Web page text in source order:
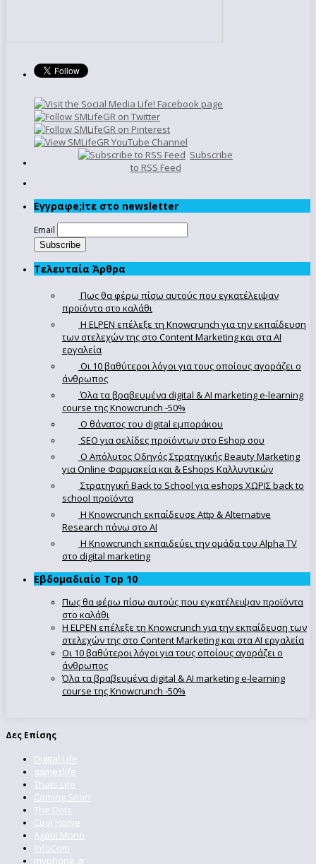
Subscribe
to RSS Feed
Εγγραφe;iτε στο newsletter
Email
Τελευταία Άρθρα
Πως θα φέρω πίσω αυτούς που εγκατέλειψαν
προϊόντα στο καλάθι
Η ELPEN επέλεξε τη Knowcrunch για την εκπαίδευση
των στελεχών της στο Content Marketing και στα AI
εργαλεία
Οι 10 βαθύτεροι λόγοι για τους οποίους αγοράζει ο
άνθρωπος
Όλα τα βραβευμένα digital & AI marketing e-learning
course της Knowcrunch -50%
Ο θάνατος του digital εμποράκου
SEO για σελίδες προϊόντων στο Eshop σου
Ο Απόλυτoς Οδηγός Στρατηγικής Beauty Marketing
για Online Φαρμακεία και & Eshops Καλλυντικών
Στρατηγική Back to School για eshops ΧΩΡΙΣ back to
school προϊόντα
Η Knowcrunch εκπαίδευσε Attp & Alternative
Research πάνω στο ΑΙ
Η Knowcrunch εκπαιδεύει την ομάδα του Alpha TV
στο digital marketing
Εβδομαδιαίο Top 10
Πως θα φέρω πίσω αυτούς που εγκατέλειψαν προϊόντα
στο καλάθι
Η ELPEN επέλεξε τη Knowcrunch για την εκπαίδευση των
στελεχών της στο Content Marketing και στα AI εργαλεία
Οι 10 βαθύτεροι λόγοι για τους οποίους αγοράζει ο
άνθρωπος
Όλα τα βραβευμένα digital & AI marketing e-learning
course της Knowcrunch -50%
Δες Επίσης
Digital Life
gameslife
Thats Life
Coming Soon
The Dots
Cool Home
Agapi Mono
InfoCom
myphone.gr